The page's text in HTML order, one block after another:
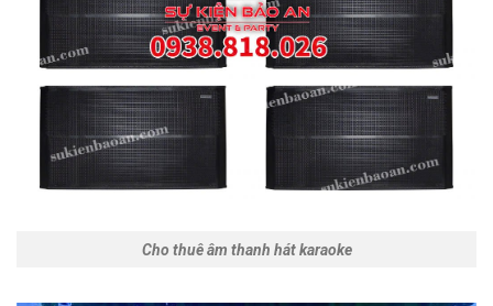
Cho thuê âm thanh hát karaoke